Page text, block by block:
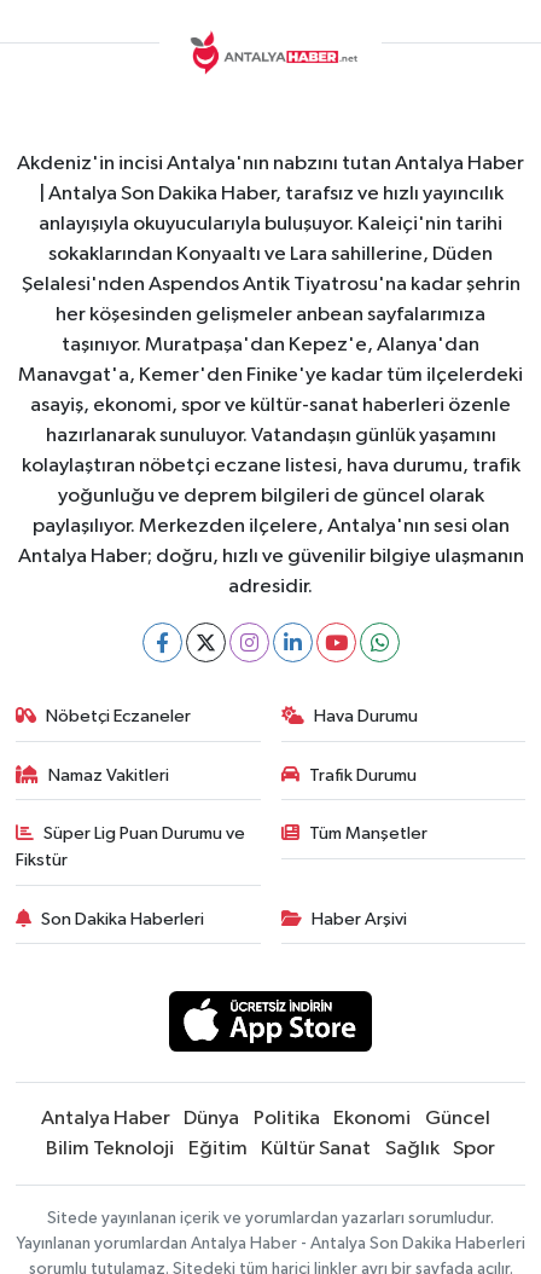
Akdeniz'in incisi Antalya'nın nabzını tutan Antalya Haber
| Antalya Son Dakika Haber, tarafsız ve hızlı yayıncılık
anlayışıyla okuyucularıyla buluşuyor. Kaleiçi'nin tarihi
sokaklarından Konyaaltı ve Lara sahillerine, Düden
Şelalesi'nden Aspendos Antik Tiyatrosu'na kadar şehrin
her köşesinden gelişmeler anbean sayfalarımıza
taşınıyor. Muratpaşa'dan Kepez'e, Alanya'dan
Manavgat'a, Kemer'den Finike'ye kadar tüm ilçelerdeki
asayiş, ekonomi, spor ve kültür-sanat haberleri özenle
hazırlanarak sunuluyor. Vatandaşın günlük yaşamını
kolaylaştıran nöbetçi eczane listesi, hava durumu, trafik
yoğunluğu ve deprem bilgileri de güncel olarak
paylaşılıyor. Merkezden ilçelere, Antalya'nın sesi olan
Antalya Haber; doğru, hızlı ve güvenilir bilgiye ulaşmanın
adresidir.
Nöbetçi Eczaneler Hava Durumu
Namaz Vakitleri Trafik Durumu
Süper Lig Puan Durumu ve
Fikstür
Tüm Manşetler
Son Dakika Haberleri Haber Arşivi
Antalya Haber Dünya Politika Ekonomi
Güncel
Bilim Teknoloji
Eğitim Kültür Sanat Sağlık Spor
Sitede yayınlanan içerik ve yorumlardan yazarları sorumludur.
Yayınlanan yorumlardan Antalya Haber - Antalya Son Dakika Haberleri
sorumlu tutulamaz. Sitedeki tüm harici linkler ayrı bir sayfada açılır.